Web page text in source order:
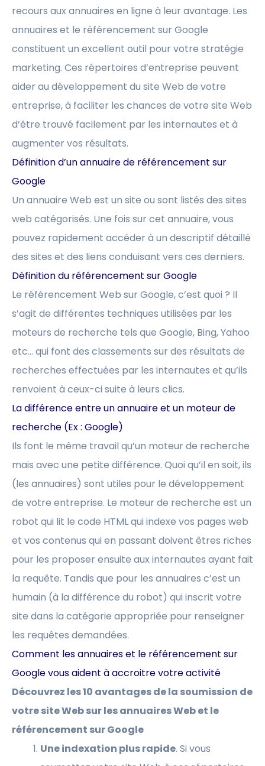
recours aux annuaires en ligne à leur avantage. Les
annuaires et le référencement sur Google
constituent un excellent outil pour votre stratégie
marketing. Ces répertoires d’entreprise peuvent
aider au développement du site Web de votre
entreprise, à faciliter les chances de votre site Web
d’être trouvé facilement par les internautes et à
augmenter vos résultats.
Définition d’un annuaire de référencement sur
Google
Un annuaire Web est un site ou sont listés des sites
web catégorisés. Une fois sur cet annuaire, vous
pouvez rapidement accéder à un descriptif détaillé
des sites et des liens conduisant vers ces derniers.
Définition du référencement sur Google
Le référencement Web sur Google, c’est quoi ? Il
s’agit de différentes techniques utilisées par les
moteurs de recherche tels que Google, Bing, Yahoo
etc… qui font des classements sur des résultats de
recherches effectuées par les internautes et qu’ils
renvoient à ceux-ci suite à leurs clics.
La différence entre un annuaire et un moteur de
recherche (Ex : Google)
Ils font le même travail qu’un moteur de recherche
mais avec une petite différence. Quoi qu’il en soit, ils
(les annuaires) sont utiles pour le développement
de votre entreprise. Le moteur de recherche est un
robot qui lit le code HTML qui indexe vos pages web
et vos contenus qui en passant doivent êtres riches
pour les proposer ensuite aux internautes ayant fait
la requête. Tandis que pour les annuaires c’est un
humain (à la différence du robot) qui inscrit votre
site dans la catégorie appropriée pour renseigner
les requêtes demandées.
Comment les annuaires et le référencement sur
Google vous aident à accroitre votre activité
Découvrez les 10 avantages de la soumission de
votre site Web sur les annuaires Web et le
référencement sur Google
Une indexation plus rapide. Si vous